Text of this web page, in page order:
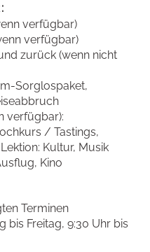
verfügbar)
verfügbar)
zurück (wenn nicht
Sorglospaket,
verfügbar):
/ Tastings,
Kultur, Musik
Kino
Terminen
bis Freitag, 9:30 Uhr bis